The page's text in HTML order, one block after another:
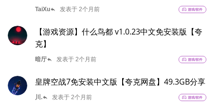
TaiXureply 发表于 2个月前 sports_esports 游戏/软件
【游戏资源】什么鸟都 v1.0.23中文免安装版【夸
克】
暗厅reply 发表于 2个月前 sports_esports 游戏/软件
皇牌空战7免安装中文版【夸克网盘】49.3GB分享
川.reply 发表于 2个月前 sports_esports 游戏/软件